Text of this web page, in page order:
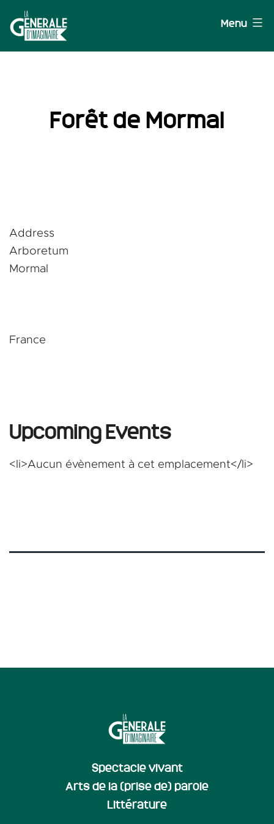
au
contenu
Menu
Forêt de Mormal
Address
Arboretum
Mormal
France
Upcoming Events
<li>Aucun évènement à cet emplacement</li>
Spectacle vivant
Arts de la (prise de) parole
Littérature